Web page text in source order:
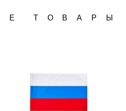
Е Т О В А Р Ы